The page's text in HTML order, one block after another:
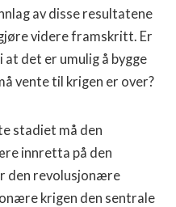
av disse resultatene
videre framskritt. Er
det er umulig å bygge
vente til krigen er over?
stadiet må den
innretta på den
den revolusjonære
krigen den sentrale